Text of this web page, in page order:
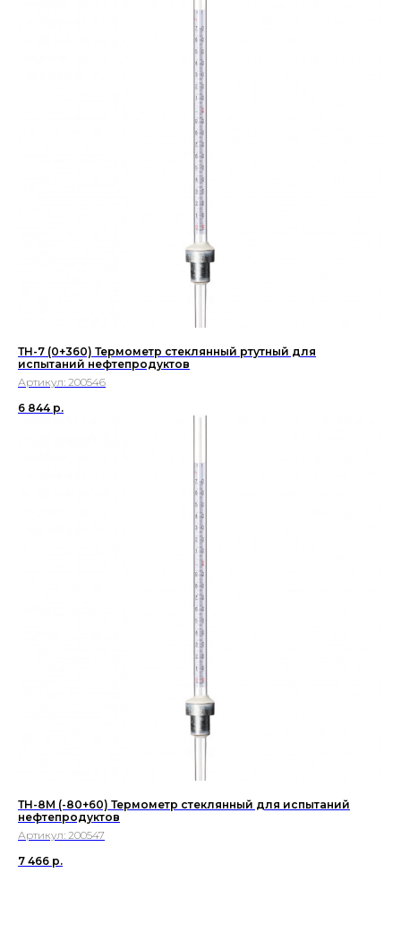
ТН-7 (0+360) Термометр стеклянный ртутный для
испытаний нефтепродуктов
Артикул: 200546
6 844 р.
ТН-8М (-80+60) Термометр стеклянный для испытаний
нефтепродуктов
Артикул: 200547
7 466 р.